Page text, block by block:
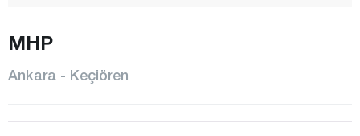
ELMADAĞ
MHP
Ankara - Keçiören